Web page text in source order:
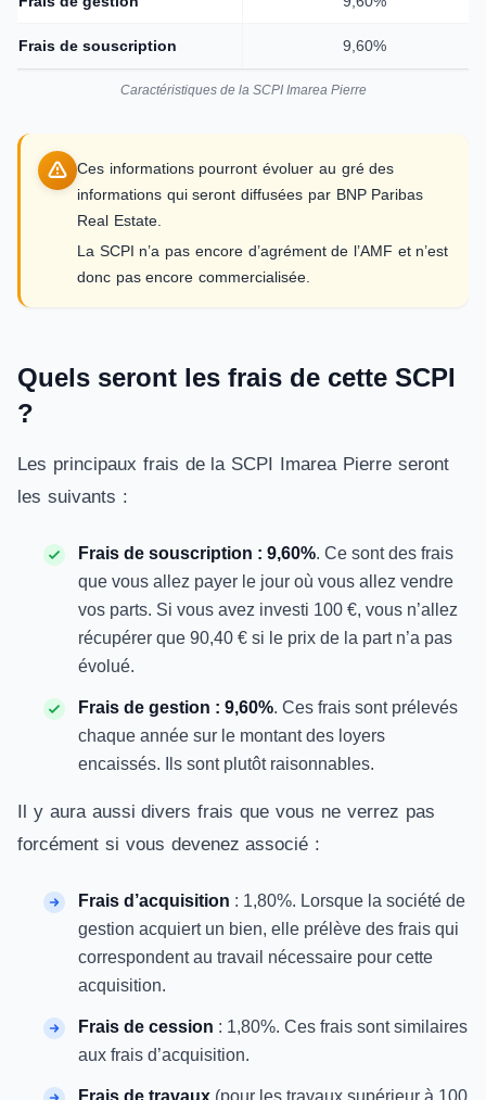
Frais de souscription 9,60%
Caractéristiques de la SCPI Imarea Pierre
Ces informations pourront évoluer au gré des
informations qui seront diffusées par BNP Paribas
Real Estate.
La SCPI n’a pas encore d’agrément de l’AMF et n’est
donc pas encore commercialisée.
Quels seront les frais de cette SCPI
?
Les principaux frais de la SCPI Imarea Pierre seront
les suivants :
Frais de souscription : 9,60%. Ce sont des frais
que vous allez payer le jour où vous allez vendre
vos parts. Si vous avez investi 100 €, vous n’allez
récupérer que 90,40 € si le prix de la part n’a pas
évolué.
Frais de gestion : 9,60%. Ces frais sont prélevés
chaque année sur le montant des loyers
encaissés. Ils sont plutôt raisonnables.
Il y aura aussi divers frais que vous ne verrez pas
forcément si vous devenez associé :
Frais d’acquisition : 1,80%. Lorsque la société de
gestion acquiert un bien, elle prélève des frais qui
correspondent au travail nécessaire pour cette
acquisition.
Frais de cession : 1,80%. Ces frais sont similaires
aux frais d’acquisition.
Frais de travaux (pour les travaux supérieur à 100